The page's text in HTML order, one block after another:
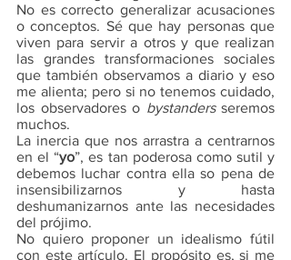
No es correcto generalizar acusaciones
o conceptos. Sé que hay personas que
viven para servir a otros y que realizan
las grandes transformaciones sociales
que también observamos a diario y eso
me alienta; pero si no tenemos cuidado,
los observadores o bystanders seremos
muchos.
La inercia que nos arrastra a centrarnos
en el “yo”, es tan poderosa como sutil y
debemos luchar contra ella so pena de
insensibilizarnos y hasta
deshumanizarnos ante las necesidades
del prójimo.
No quiero proponer un idealismo fútil
con este artículo. El propósito es, si me